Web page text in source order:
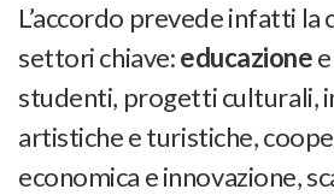
L’accordo prevede infatti la
settori chiave:educazione
studenti, progetti culturali,
artistiche e turistiche,
economica e innovazione,